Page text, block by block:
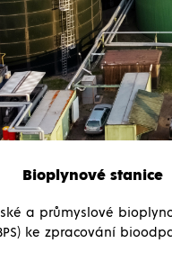
Bioplynové stanice
a průmyslové
ke zpracování